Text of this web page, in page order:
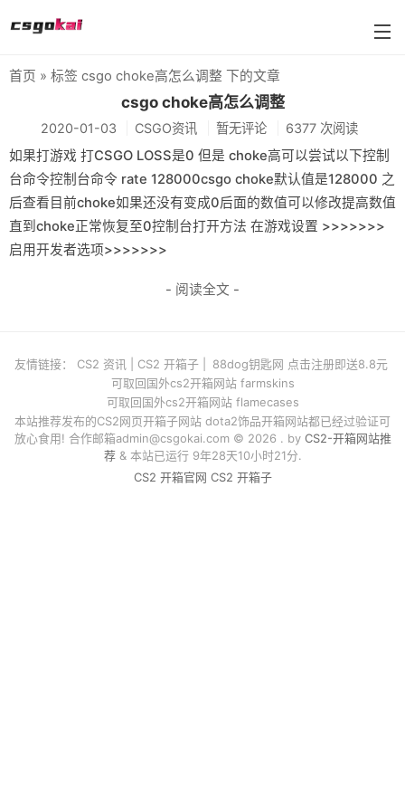
farmskins
88dog
flamecases
88hash-jp
首页 » 标签 csgo choke高怎么调整 下的文章
csgo choke高怎么调整
2020-01-03 CSGO资讯 暂无评论 6377 次阅读
如果打游戏 打CSGO LOSS是0 但是 choke高可以尝试以下控制
台命令控制台命令 rate 128000csgo choke默认值是128000 之
后查看目前choke如果还没有变成0后面的数值可以修改提高数值
直到choke正常恢复至0控制台打开方法 在游戏设置 >>>>>>>
启用开发者选项>>>>>>>
- 阅读全文 -
友情链接： CS2 资讯 CS2 开箱子
88dog钥匙网 点击注册即送8.8元
可取回国外cs2开箱网站 farmskins
可取回国外cs2开箱网站 flamecases
本站推荐发布的CS2网页开箱子网站 dota2饰品开箱网站都已经过验证可
放心食用! 合作邮箱admin@csgokai.com© 2026 . by CS2-开箱网站推
荐& 本站已运行 9年28天10小时21分.
CS2 开箱官网 CS2 开箱子